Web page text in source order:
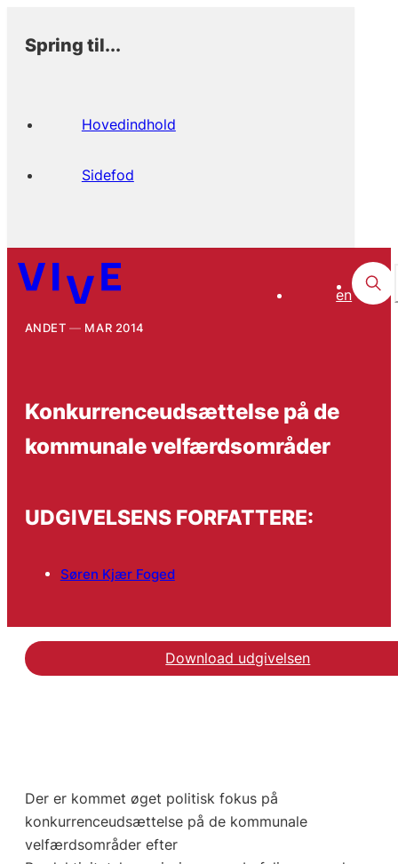
Spring til...
Hovedindhold
Sidefod
en
ANDET MAR 2014
Konkurrenceudsættelse på de
kommunale velfærdsområder
UDGIVELSENS FORFATTERE:
Søren Kjær Foged
Download udgivelsen
Der er kommet øget politisk fokus på
konkurrenceudsættelse på de kommunale
velfærdsområder efter